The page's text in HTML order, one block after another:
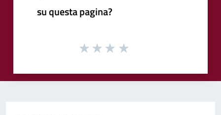
su questa pagina?